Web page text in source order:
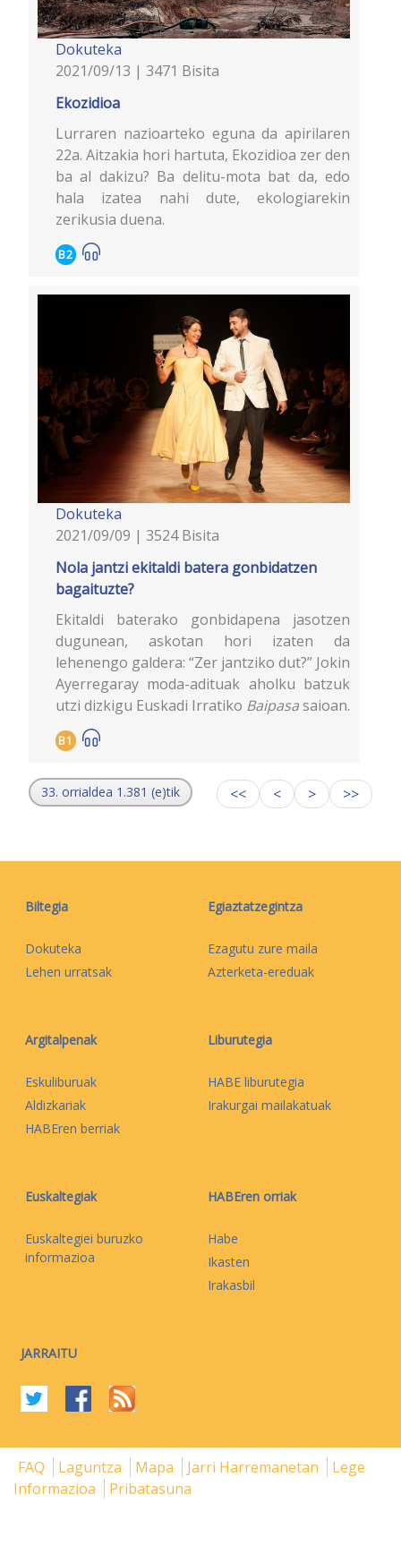
Dokuteka
2021/09/13 | 3471 Bisita
Ekozidioa
Lurraren nazioarteko eguna da apirilaren
22a. Aitzakia hori hartuta, Ekozidioa zer den
ba al dakizu? Ba delitu-mota bat da, edo
hala izatea nahi dute, ekologiarekin
zerikusia duena.
B2
Dokuteka
2021/09/09 | 3524 Bisita
Nola jantzi ekitaldi batera gonbidatzen
bagaituzte?
Ekitaldi baterako gonbidapena jasotzen
dugunean, askotan hori izaten da
lehenengo galdera: “Zer jantziko dut?” Jokin
Ayerregaray moda-adituak aholku batzuk
utzi dizkigu Euskadi Irratiko Baipasasaioan.
B1
33. orrialdea 1.381 (e)tik << < > >>
Biltegia
Dokuteka
Lehen urratsak
Egiaztatzegintza
Ezagutu zure maila
Azterketa-ereduak
Argitalpenak
Eskuliburuak
Aldizkariak
HABEren berriak
Liburutegia
HABE liburutegia
Irakurgai mailakatuak
Euskaltegiak
Euskaltegiei buruzko
informazioa
HABEren orriak
Habe
Ikasten
Irakasbil
JARRAITU
FAQ Laguntza Mapa Jarri Harremanetan
Lege
Informazioa
Pribatasuna